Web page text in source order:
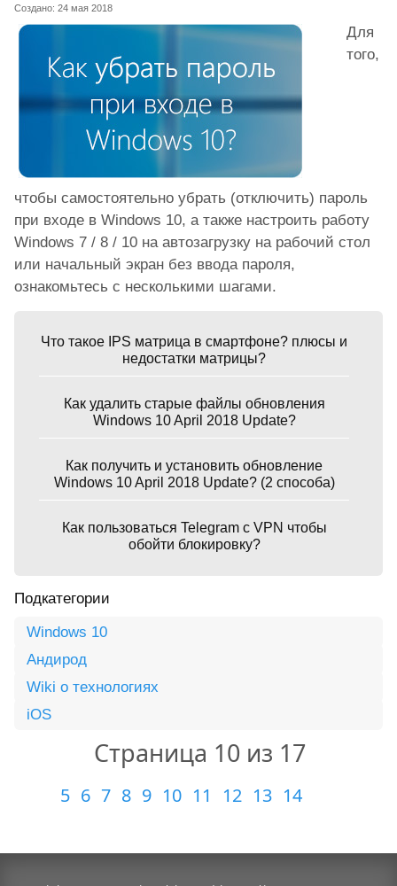
Создано: 24 мая 2018
Для
того,
чтобы самостоятельно убрать (отключить) пароль
при входе в Windows 10, а также настроить работу
Windows 7 / 8 / 10 на автозагрузку на рабочий стол
или начальный экран без ввода пароля,
ознакомьтесь с несколькими шагами.
Что такое IPS матрица в смартфоне? плюсы и
недостатки матрицы?
Как удалить старые файлы обновления
Windows 10 April 2018 Update?
Как получить и установить обновление
Windows 10 April 2018 Update? (2 способа)
Как пользоваться Telegram с VPN чтобы
обойти блокировку?
Подкатегории
Windows 10
Андирод
Wiki о технологиях
iOS
Страница 10 из 17
5 6 7 8 9 10 11 12 13 14